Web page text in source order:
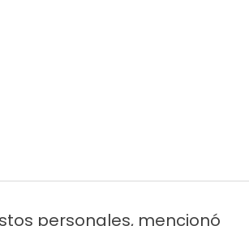
personales, mencionó